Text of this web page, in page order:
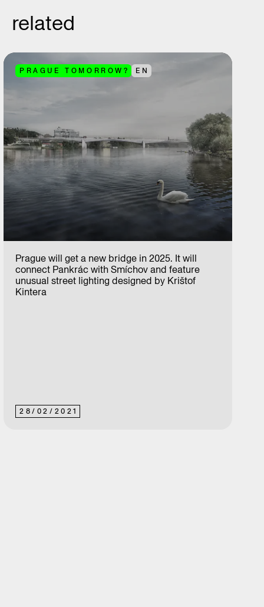
related
PRAGUE TOMORROW? EN
28/ 02/ 2021
Prague will get a new bridge in 2025. It will
connect Pankrác with Smíchov and feature
unusual street lighting designed by Krištof
Kintera